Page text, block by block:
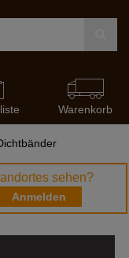
Warenkorb
sehen?
Anmelden